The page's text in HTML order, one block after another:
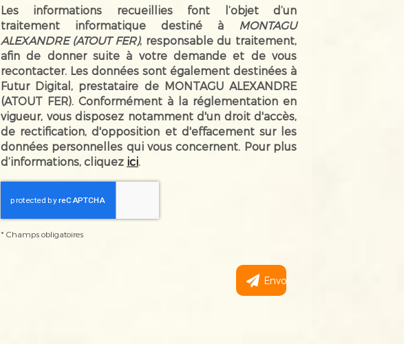
Les informations recueillies font l’objet d’un
traitement informatique destiné à MONTAGU
ALEXANDRE (ATOUT FER), responsable du traitement,
afin de donner suite à votre demande et de vous
recontacter. Les données sont également destinées à
Futur Digital, prestataire de MONTAGU ALEXANDRE
(ATOUT FER). Conformément à la réglementation en
vigueur, vous disposez notamment d'un droit d'accès,
de rectification, d'opposition et d'effacement sur les
données personnelles qui vous concernent. Pour plus
d’informations, cliquez ici.
*Champs obligatoires